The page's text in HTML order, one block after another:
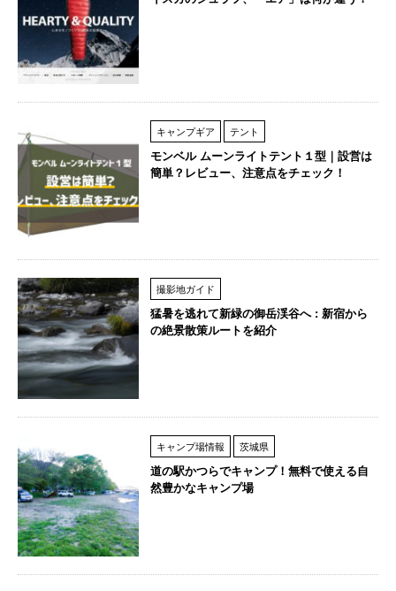
キャンプギア テント
モンベル ムーンライトテント１型｜設営は
簡単？レビュー、注意点をチェック！
撮影地ガイド
猛暑を逃れて新緑の御岳渓谷へ : 新宿から
の絶景散策ルートを紹介
キャンプ場情報 茨城県
道の駅かつらでキャンプ！無料で使える自
然豊かなキャンプ場